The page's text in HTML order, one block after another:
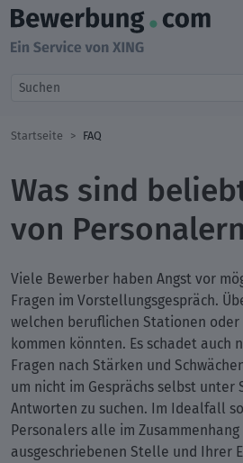
Startseite FAQ
Was sind
von
Viele Bewerber haben Angst vor
Fragen im Vorstellungsgespräch.
welchen beruflichen Stationen oder
kommen könnten. Es schadet auch
Fragen nach Stärken und
um nicht im Gesprächs selbst unter
Antworten zu suchen. Im Idealfall
Personalers alle im
ausgeschriebenen Stelle und Ihrer